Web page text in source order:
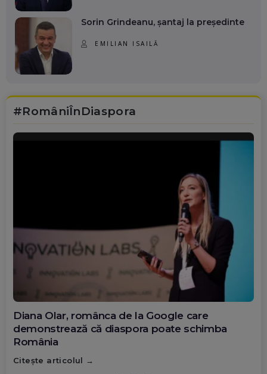
Sorin Grindeanu, șantaj la președinte
EMILIAN ISAILĂ
#RomâniÎnDiaspora
Diana Olar, românca de la Google care
demonstrează că diaspora poate schimba
România
Citește articolul